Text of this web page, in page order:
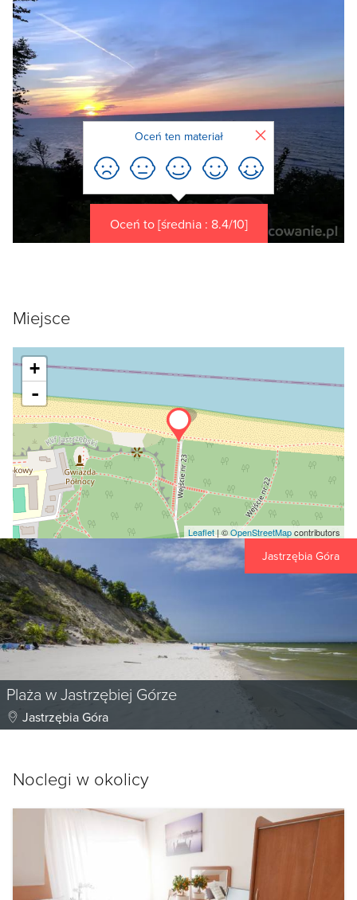
Oceń to [średnia : 8.4/10]
Oceń ten materiał Zamknij
Miejsce
+
-
Leaflet| ©OpenStreetMapcontributors
Jastrzębia Góra
Plaża w Jastrzębiej Górze
Jastrzębia Góra
Noclegi w okolicy